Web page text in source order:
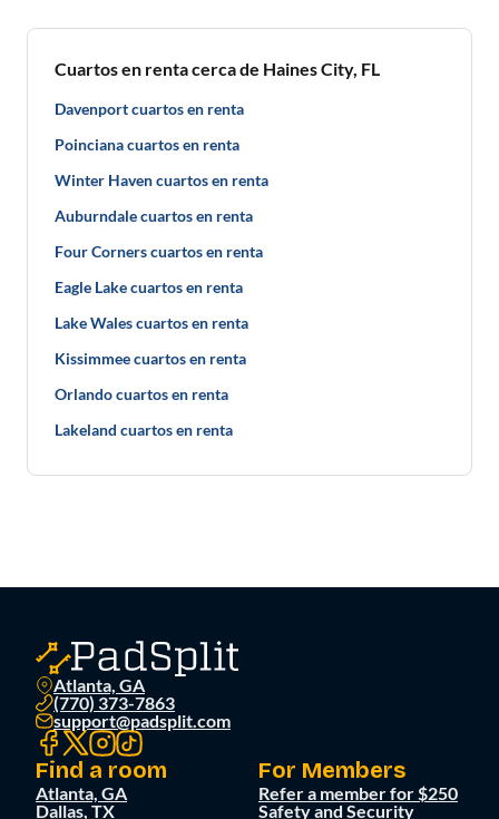
Cuartos en renta cerca de Haines City, FL
Davenport cuartos en renta
Poinciana cuartos en renta
Winter Haven cuartos en renta
Auburndale cuartos en renta
Four Corners cuartos en renta
Eagle Lake cuartos en renta
Lake Wales cuartos en renta
Kissimmee cuartos en renta
Orlando cuartos en renta
Lakeland cuartos en renta
Atlanta, GA
(770) 373-7863
support@padsplit.com
Find a room
Atlanta, GA
Dallas, TX
For Members
Refer a member for $250
Safety and Security